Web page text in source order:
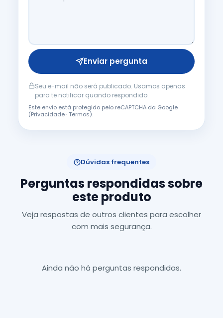
Enviar pergunta
Seu e-mail não será publicado. Usamos apenas
para te notificar quando respondido.
Este envio está protegido pelo reCAPTCHA da Google
(Privacidade·Termos).
Dúvidas frequentes
Perguntas respondidas sobre
este produto
Veja respostas de outros clientes para escolher
com mais segurança.
Ainda não há perguntas respondidas.